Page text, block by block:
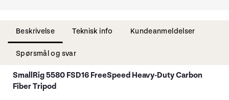
Beskrivelse Teknisk info Kundeanmeldelser
Spørsmål og svar
SmallRig 5580 FSD16 FreeSpeed Heavy-Duty Carbon
Fiber Tripod